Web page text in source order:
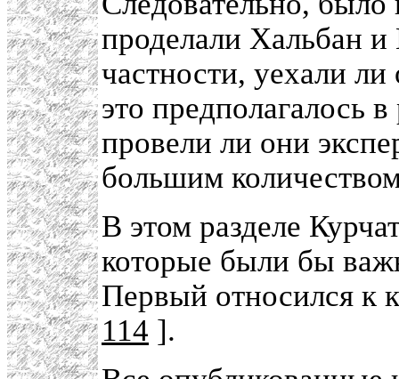
проделали Хальбан
частности, уехали
это предполагалось
провели ли они
большим
В этом разделе
которые были бы
Первый относился к
114 ].